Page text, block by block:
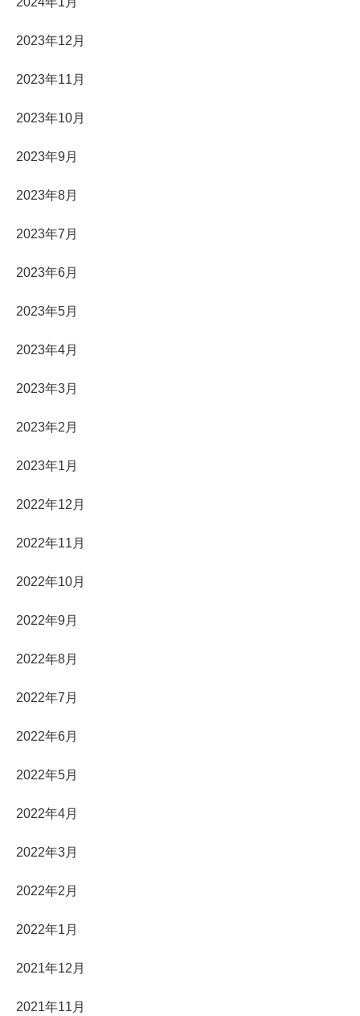
2023年12月
2023年11月
2023年10月
2023年9月
2023年8月
2023年7月
2023年6月
2023年5月
2023年4月
2023年3月
2023年2月
2023年1月
2022年12月
2022年11月
2022年10月
2022年9月
2022年8月
2022年7月
2022年6月
2022年5月
2022年4月
2022年3月
2022年2月
2022年1月
2021年12月
2021年11月